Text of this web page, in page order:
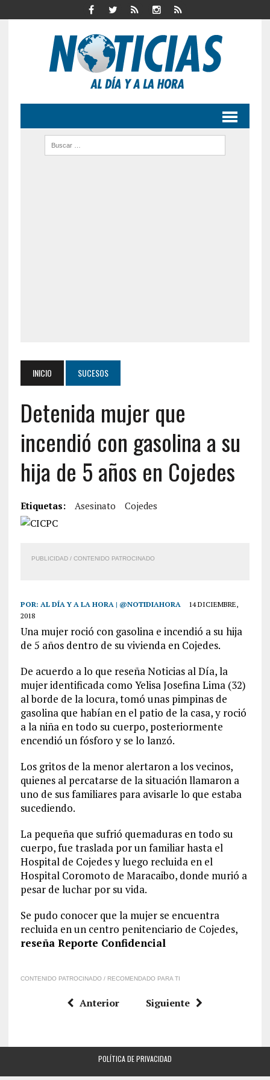
INICIO SUCESOS
Detenida mujer que
incendió con gasolina a su
hija de 5 años en Cojedes
Etiquetas: Asesinato Cojedes
PUBLICIDAD / CONTENIDO PATROCINADO
POR: AL DÍA Y A LA HORA | @NOTIDIAHORA
14 DICIEMBRE,
2018
Una mujer roció con gasolina e incendió a su hija
de 5 años dentro de su vivienda en Cojedes.
De acuerdo a lo que reseña Noticias al Día, la
mujer identificada como Yelisa Josefina Lima (32)
al borde de la locura, tomó unas pimpinas de
gasolina que habían en el patio de la casa, y roció
a la niña en todo su cuerpo, posteriormente
encendió un fósforo y se lo lanzó.
Los gritos de la menor alertaron a los vecinos,
quienes al percatarse de la situación llamaron a
uno de sus familiares para avisarle lo que estaba
sucediendo.
La pequeña que sufrió quemaduras en todo su
cuerpo, fue traslada por un familiar hasta el
Hospital de Cojedes y luego recluida en el
Hospital Coromoto de Maracaibo, donde murió a
pesar de luchar por su vida.
Se pudo conocer que la mujer se encuentra
recluida en un centro penitenciario de Cojedes,
reseña Reporte Confidencial
CONTENIDO PATROCINADO / RECOMENDADO PARA TI
Anterior Siguiente
POLÍTICA DE PRIVACIDAD